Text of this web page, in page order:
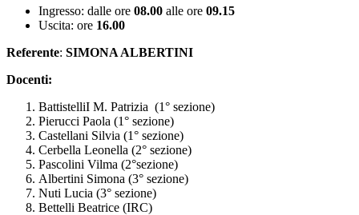
Ingresso: dalle ore 08.00 alle ore 09.15
Uscita: ore 16.00
Referente: SIMONA ALBERTINI
Docenti:
BattistelliI M. Patrizia (1° sezione)
Pierucci Paola (1° sezione)
Castellani Silvia (1° sezione)
Cerbella Leonella (2° sezione)
Pascolini Vilma (2°sezione)
Albertini Simona (3° sezione)
Nuti Lucia (3° sezione)
Bettelli Beatrice (IRC)